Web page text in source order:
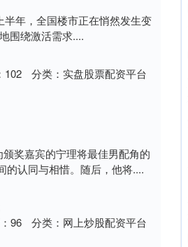
年，全国楼市正在悄然发生变
围绕激活需求....
102 分类： 实盘股票配资平台
奖嘉宾的宁理将最佳男配角的
的认同与相惜。随后，他将....
96 分类： 网上炒股配资平台